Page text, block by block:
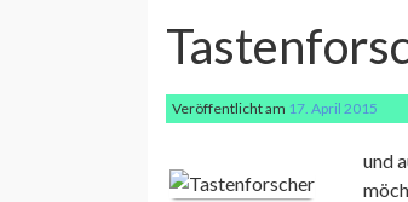
Veröffentlicht am 17. April 2015
und